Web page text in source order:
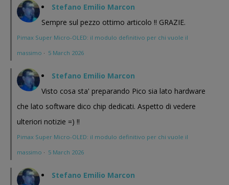
Stefano Emilio Marcon
Sempre sul pezzo ottimo articolo !! GRAZIE.
Pimax Super Micro-OLED: il modulo definitivo per chi vuole il
massimo · 5 March 2026
Stefano Emilio Marcon
Visto cosa sta' preparando Pico sia lato hardware
che lato software dico chip dedicati. Aspetto di vedere
ulteriori notizie =) !!
Pimax Super Micro-OLED: il modulo definitivo per chi vuole il
massimo · 5 March 2026
Stefano Emilio Marcon